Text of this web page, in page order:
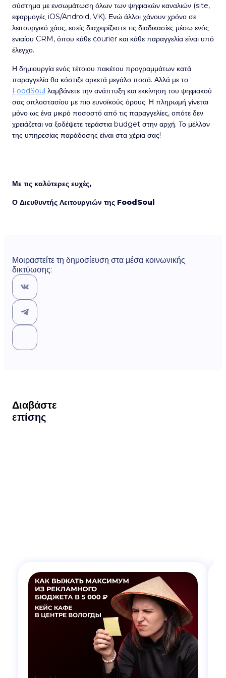
σύστημα με ενσωμάτωση όλων των ψηφιακών καναλιών (site,
εφαρμογές iOS/Android, VK). Ενώ άλλοι χάνουν χρόνο σε
λειτουργικό χάος, εσείς διαχειρίζεστε τις διαδικασίες μέσω ενός
ενιαίου CRM, όπου κάθε courier και κάθε παραγγελία είναι υπό
έλεγχο.
Η δημιουργία ενός τέτοιου πακέτου προγραμμάτων κατά
παραγγελία θα κόστιζε αρκετά μεγάλο ποσό. Αλλά με το
FoodSoul λαμβάνετε την ανάπτυξη και εκκίνηση του ψηφιακού
σας οπλοστασίου με πιο ευνοϊκούς όρους. Η πληρωμή γίνεται
μόνο ως ένα μικρό ποσοστό από τις παραγγελίες, οπότε δεν
χρειάζεται να ξοδέψετε τεράστια budget στην αρχή. Το μέλλον
της υπηρεσίας παράδοσης είναι στα χέρια σας!
Με τις καλύτερες ευχές,
Ο Διευθυντής Λειτουργιών της FoodSoul
Μοιραστείτε τη δημοσίευση στα μέσα κοινωνικής
δικτύωσης:
Διαβάστε
επίσης